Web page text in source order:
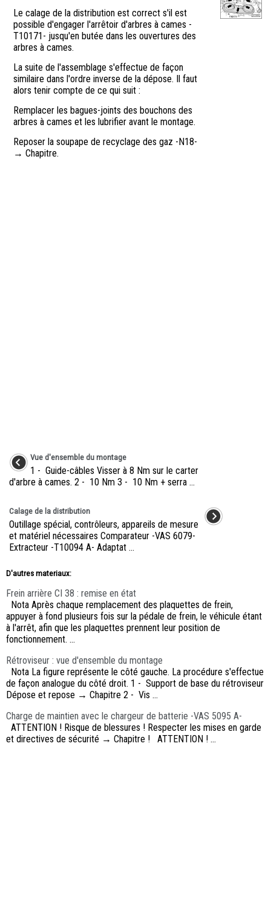
Le calage de la distribution est correct s'il est
possible d'engager l'arrêtoir d'arbres à cames -
T10171- jusqu'en butée dans les ouvertures des
arbres à cames.
La suite de l'assemblage s'effectue de façon
similaire dans l'ordre inverse de la dépose. Il faut
alors tenir compte de ce qui suit :
Remplacer les bagues-joints des bouchons des
arbres à cames et les lubrifier avant le montage.
Reposer la soupape de recyclage des gaz -N18-
→ Chapitre.
Vue d'ensemble du montage
1 - Guide-câbles Visser à 8 Nm sur le carter
d'arbre à cames. 2 - 10 Nm 3 - 10 Nm + serra ...
Calage de la distribution
Outillage spécial, contrôleurs, appareils de mesure
et matériel nécessaires Comparateur -VAS 6079-
Extracteur -T10094 A- Adaptat ...
D'autres materiaux:
Frein arrière CI 38 : remise en état
Nota Après chaque remplacement des plaquettes de frein,
appuyer à fond plusieurs fois sur la pédale de frein, le véhicule étant
à l'arrêt, afin que les plaquettes prennent leur position de
fonctionnement. ...
Rétroviseur : vue d'ensemble du montage
Nota La figure représente le côté gauche. La procédure s'effectue
de façon analogue du côté droit. 1 - Support de base du rétroviseur
Dépose et repose → Chapitre 2 - Vis ...
Charge de maintien avec le chargeur de batterie -VAS 5095 A-
ATTENTION ! Risque de blessures ! Respecter les mises en garde
et directives de sécurité → Chapitre ! ATTENTION ! ...